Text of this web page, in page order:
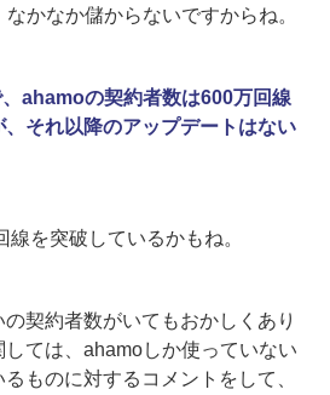
かなか儲からないですからね。
ahamoの契約者数は600万回線
それ以降のアップデートはない
を突破しているかもね。
契約者数がいてもおかしくあり
しては、ahamoしか使っていない
ものに対するコメントをして、